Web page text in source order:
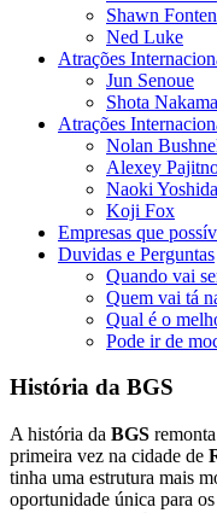
Shawn
Ned Luke
Atrações
Jun Senoue
Shota
Atrações
Nolan
Alexey
Naoki Yoshida
Koji Fox
Empresas que
Duvidas e Perguntas
Quando vai
Quem vai tá
Qual é o
Pode ir de
História da BGS
A história da BGS
primeira vez na cidade de
tinha uma estrutura mais
oportunidade única para